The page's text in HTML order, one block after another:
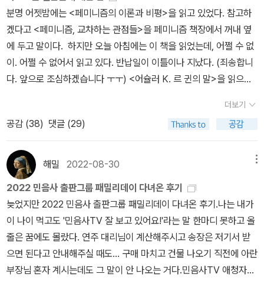
하루에 읽을 수 있는 집중력은 이미 사라진 지 오래됐지만.. 어제는 날
도 음산하고 비도 내렸고.. 또 몸상태도 안 좋아서.. 일찌감치 다른 작
업들을 포기하고 점심을 먹고 바로 책을 꺼내들었다.. <오릭스와 크
레이그>의 무대가 최첨단 바이오기술을 관리하는 기업체 단지의 세
계였다면, <홍수의 해>의 무대는 전작에서 얼핏얼핏 보였던 단지 바
한 독자들이라면 쉽게 다가갈 수 있는 텍스트이다.. 더구나 소설의 중
을 토비, 렌의 동선과 연결시키면서 독자들의 흥미를 배가시키는 친
절도 베풀어준다.. 하지만 전작의 지미, 즉 스노우맨의 무기력함에 비
한다면, 홍수 이후 살아남은 주인공 여성들이 끊임없이 현 상황을 개
척해내고, 또 이를 통해 성장해나간다는 점에서, 마치 예전에 보았던
<델마와 루이스>를 연상시키는 페미니즘적 로드 무비같다는 느낌도
들었고.. 또 파국의 시대에서 <여성성>의 힘에 대해 생각해볼 수 있
는 계기를 준다는 점에서 페미니스트로서 저자의 입장도 강하게 드러
난다.. 하긴, 두 작품에서 '젭', 즉 '미친 아담'이라는 다소 수상한 인물
억이 난다. 한글로, 영어로 한 번씩 읽었는데, 진지하게. 이탈리아어를
배우고 싶다,라는 생각이 들게 했던 책이다. 강렬 스포. 나의 눈부신
친구는 릴라가 아니다. 니노 개새도 아니고. 그럼 누굴까? 나의 눈부
신 친구는? ​​ 3. Lucy by the sea ​엘리자베스 스트라우트의 책 중에
가장 아름답다. 화해와 화합의 메시지를 기꺼이 환영하는 것은 아니
지만, 우리의 삶이 그렇다는 걸 이 책은 보여준다. 예상대로 되지 않
고, 소중한 것을 잃어버리기도 하지만, 가끔 그 소중한 무엇이 내 무릎
위에 날아올 때가 있다는 것. 나비처럼. 나비처럼 나폴나폴. ​​ 4. The l
책을 읽은 후, 나는 이전의 나로 돌아갈 수 없었는데, 돌아갈 수 없어
서 길을 잃었고. 헤매는 길에 이런저런 책들을 많이도 만났다. 그중에,
내가 읽어왔던 로맨스 소설 중에 딱 한 권을 고르라 하면 나는 이 책을
고를 것 같다. 21세기 최고의 로맨스. ​​ 5. 깜박깜박 도깨비 ​정희진쌤
이 10권 중에 글씨 없는 그림책(『노란 우산』) 고르신 것 보고 영감 받
아 동화책 중에서 골라봤다. 깜박깜박 잊어버리면서 나를 위해 애쓰
는 그 착한 도깨비. 내게는 그런 도깨비가 있다. 감사할 일이다. ​​ 6. 나
없이는 존재하지 않는 세상 ​과학책은 카를로 로벨리 책 중에서 고르
분명 어젯밤에는 <페미니즘의 이론과 비평>을 읽고 있었다. 참고하
겠다고 <페미니즘, 교차하는 관점들>을 페미니즘 책장에서 꺼내 옆
에 두고 말이다. 하지만 오늘 아침에는 이 책을 읽었는데, 어쩔 수 없
이. 어쩔 수 없어서 읽고 있다. 반납일이 이틀이나 지났다. (죄송합니
다. 앞으로 조심하겠습니다 ㅜㅜ) <어슐러 K. 르 귄의 말>을 읽으면
마침 집에 있던 이 책 속에 애트우드가 자신의 글이 SF라는 걸 인정
하면서 두 사람 간의 대화를 썼던 에세이가 들어있나 찾아보았다. (알
고 계시는 분, 저 좀 알려주세요^^) 제목을 보면서 추측할 수밖에 없
었는데, 그 글을 찾지 못했고, 대신 <우리는 어슐러 르 귄을 잃었다.
우리에게 그녀가 가장 필요할 때>를 보게 됐다. 그다음에는 <도리스
레싱>이라는 제목의 레싱에 관한 추모글을 읽었고, 글쓰기와 이메일
& 편지 쓰기, 그리고 ‘레시피 박스’에 관한 유쾌한 일기인 <글 쓰는 삶
>을 읽었다. 그리고 이 글 <<시녀 이야기>를 회고하며>를 읽었
다. 그때 우리 파티에 온 작가들 중에 35세의 젊은 여성이 있었는데,
심장마비가 올 것 같다며 도움을 구했습니다. 그녀는 전에도 심장마
비를 겪은 적이 있기 때문에 여차하면 큰일날 상황이었습니다. 우리
더보기
공감 (38) 댓글 (29)
해밀 2022-08-30
2022 민음사 출판그룹 패밀리데이 다녀온 후기
늦었지만 2022 민음사 출판그룹 패밀리데이 다녀온 후기.​나는 내가
이 나이 먹고도 '민음사TV 잘 보고 있어요!'라는 말 한마디 못하고 올
줄은 꿈에도 몰랐다. 연주 대리님이 계산해주시고 송장은 저기서 받
으면 된다고 안내해주실 때도... 구매 마치고 건물 나오기 직전에 아란
부장님 혼자 계시는데도 그 말이 안 나오는 거다.​민음사TV 애청자다!